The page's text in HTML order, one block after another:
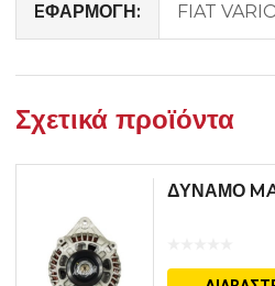
EΦΑΡΜΟΓΗ: FIAT
Σχετικά προϊόντα
ΔΥΝΑΜΟ